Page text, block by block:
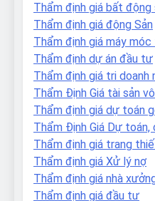
Thẩm định giá bất động
Thẩm định giá động Sản
Thẩm định giá máy
Thẩm định dự án đầu tư
Thẩm định giá tri doanh
Thẩm Định Giá tài sản
Thẩm định giá dự toán
Thẩm Định Giá Dự toán,
Thẩm định giá trang
Thẩm định giá Xử lý nợ
Thẩm định giá nhà
Thẩm định giá đầu tư